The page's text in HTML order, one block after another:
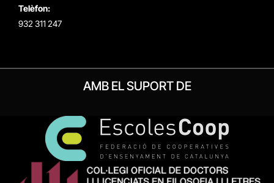
Telèfon:
932 311 247
AMB EL SUPORT DE